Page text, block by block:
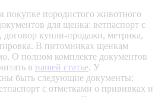
покупке породистого животного
для щенка: ветпаспорт с
купли-продажи, метрика,
В питомниках щенкам
О полном комплекте документов
в нашей статье. У
быть следующие документы:
с отметками о прививках и